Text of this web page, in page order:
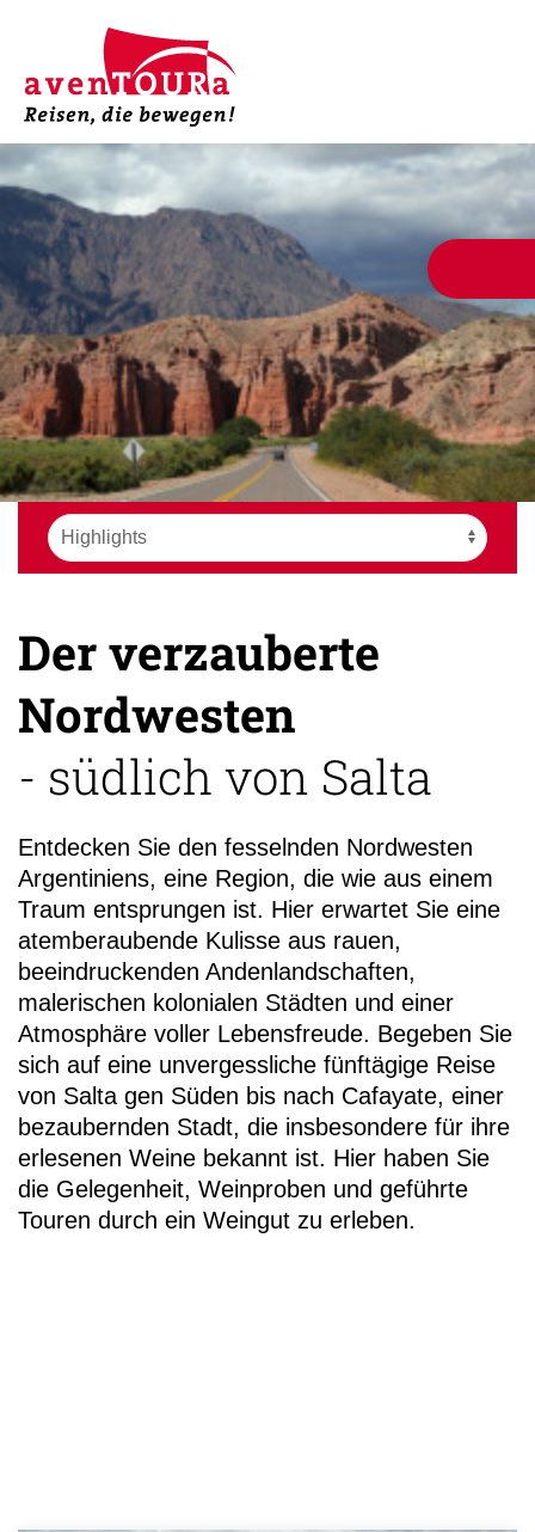
Der verzauberte
Nordwesten
- südlich von Salta
Entdecken Sie den fesselnden Nordwesten
Argentiniens, eine Region, die wie aus einem
Traum entsprungen ist. Hier erwartet Sie eine
atemberaubende Kulisse aus rauen,
beeindruckenden Andenlandschaften,
malerischen kolonialen Städten und einer
Atmosphäre voller Lebensfreude. Begeben Sie
sich auf eine unvergessliche fünftägige Reise
von Salta gen Süden bis nach Cafayate, einer
bezaubernden Stadt, die insbesondere für ihre
erlesenen Weine bekannt ist. Hier haben Sie
die Gelegenheit, Weinproben und geführte
Touren durch ein Weingut zu erleben.